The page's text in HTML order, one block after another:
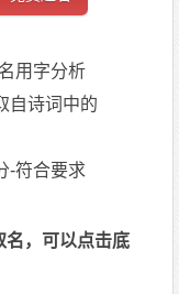
用字分析
自诗词中的
-符合要求
名，可以点击底